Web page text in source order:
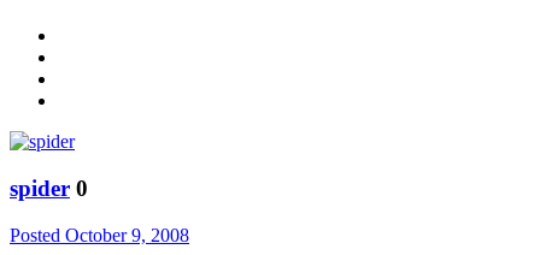
spider 0
Posted October 9, 2008